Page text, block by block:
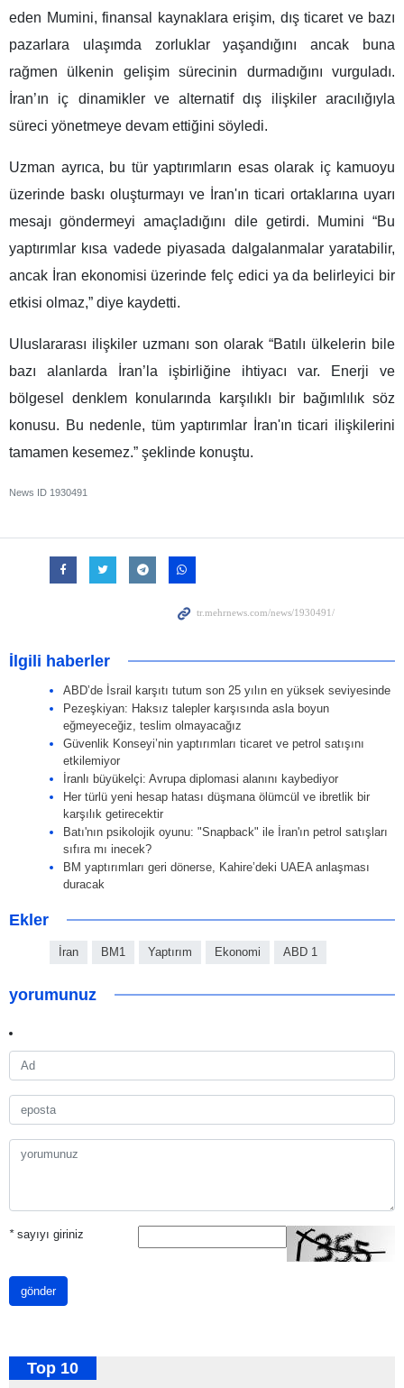
eden Mumini, finansal kaynaklara erişim, dış ticaret ve bazı
pazarlara ulaşımda zorluklar yaşandığını ancak buna
rağmen ülkenin gelişim sürecinin durmadığını vurguladı.
İran’ın iç dinamikler ve alternatif dış ilişkiler aracılığıyla
süreci yönetmeye devam ettiğini söyledi.
Uzman ayrıca, bu tür yaptırımların esas olarak iç kamuoyu
üzerinde baskı oluşturmayı ve İran'ın ticari ortaklarına uyarı
mesajı göndermeyi amaçladığını dile getirdi. Mumini “Bu
yaptırımlar kısa vadede piyasada dalgalanmalar yaratabilir,
ancak İran ekonomisi üzerinde felç edici ya da belirleyici bir
etkisi olmaz,” diye kaydetti.
Uluslararası ilişkiler uzmanı son olarak “Batılı ülkelerin bile
bazı alanlarda İran’la işbirliğine ihtiyacı var. Enerji ve
bölgesel denklem konularında karşılıklı bir bağımlılık söz
konusu. Bu nedenle, tüm yaptırımlar İran'ın ticari ilişkilerini
tamamen kesemez.” şeklinde konuştu.
News ID 1930491
İlgili haberler
ABD’de İsrail karşıtı tutum son 25 yılın en yüksek seviyesinde
Pezeşkiyan: Haksız talepler karşısında asla boyun
eğmeyeceğiz, teslim olmayacağız
Güvenlik Konseyi’nin yaptırımları ticaret ve petrol satışını
etkilemiyor
İranlı büyükelçi: Avrupa diplomasi alanını kaybediyor
Her türlü yeni hesap hatası düşmana ölümcül ve ibretlik bir
karşılık getirecektir
Batı'nın psikolojik oyunu: "Snapback" ile İran'ın petrol satışları
sıfıra mı inecek?
BM yaptırımları geri dönerse, Kahire’deki UAEA anlaşması
duracak
Ekler
İran BM1 Yaptırım Ekonomi ABD 1
yorumunuz
*sayıyı giriniz
gönder
Top 10